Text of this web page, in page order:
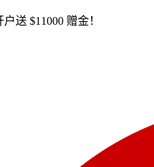
送 $11000 赠金！